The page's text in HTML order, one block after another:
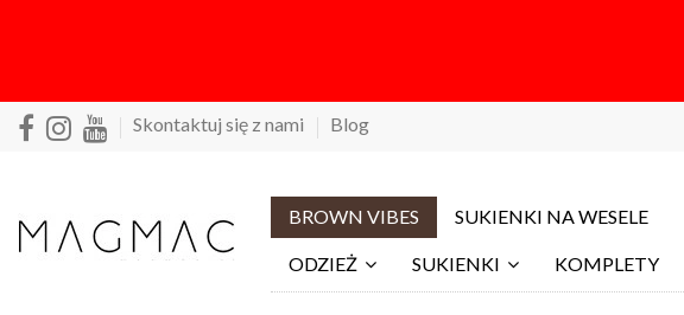
Skontaktuj się z nami Blog
BROWN VIBES SUKIENKI NA WESELE
ODZIEŻ SUKIENKI KOMPLETY